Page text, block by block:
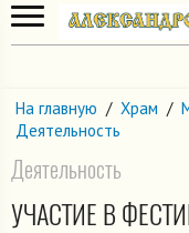
На главную / Храм /
Деятельность
Деятельность
УЧАСТИЕ В